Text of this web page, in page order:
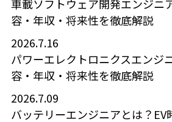
車載ソフトウェア開発エンジニ
容・年収・将来性を徹底解説
2026.7.16
パワーエレクトロニクスエンジ
容・年収・将来性を徹底解説
2026.7.09
バッテリーエンジニアとは？EV